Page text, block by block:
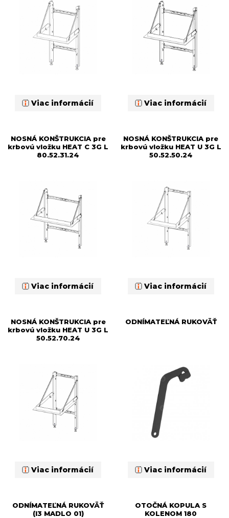
Viac informácií Viac informácií
NOSNÁ KONŠTRUKCIA pre
krbovú vložku HEAT C 3G L
80.52.31.24
Viac informácií
NOSNÁ KONŠTRUKCIA pre
krbovú vložku HEAT U 3G L
50.52.50.24
Viac informácií
NOSNÁ KONŠTRUKCIA pre
krbovú vložku HEAT U 3G L
50.52.70.24
Viac informácií
ODNÍMATEĽNÁ RUKOVÄŤ
Viac informácií
ODNÍMATEĽNÁ RUKOVÄŤ
(I3 MADLO 01)
OTOČNÁ KOPULA S
KOLENOM 180